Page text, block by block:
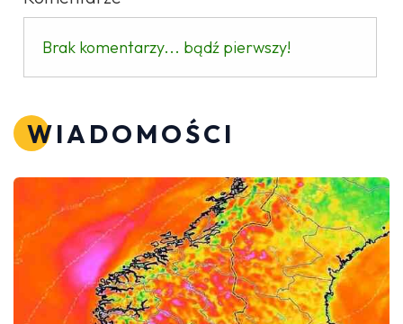
Brak komentarzy... bądź pierwszy!
WIADOMOŚCI